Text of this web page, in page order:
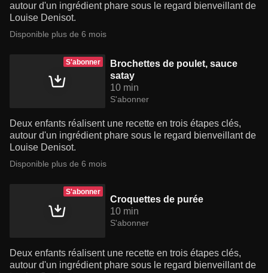
autour d'un ingrédient phare sous le regard bienveillant de
Louise Denisot.
Disponible plus de 6 mois
S'abonner
Brochettes de poulet, sauce
satay
10 min
S'abonner
Deux enfants réalisent une recette en trois étapes clés,
autour d'un ingrédient phare sous le regard bienveillant de
Louise Denisot.
Disponible plus de 6 mois
S'abonner
Croquettes de purée
10 min
S'abonner
Deux enfants réalisent une recette en trois étapes clés,
autour d'un ingrédient phare sous le regard bienveillant de